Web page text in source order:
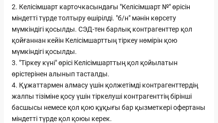
2. Келісімшарт карточкасындағы "Келісімшарт №" өрісін
міндетті түрде толтыру өшірілді. "б/н" мәнін көрсету
мүмкіндігі қосылды. СЭД-тен барлық контрагенттер қол
қойғаннан кейін Келісімшарттың тіркеу нөмірін қою
мүмкіндігі қосылды.
3. "Тіркеу күні" өрісі Келісімшарттың қол қойылатын
өрістерінен алынып тасталды.
4. Құжаттармен алмасу үшін қолжетімді контрагенттердің
жалпы тізіміне қосу үшін тіркелуші контрагенттің бірінші
басшысы немесе қол қою құқығы бар қызметкері офертаны
міндетті түрде қол қоюы керек.